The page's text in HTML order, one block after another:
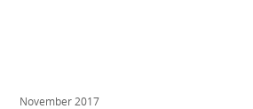
November 2017